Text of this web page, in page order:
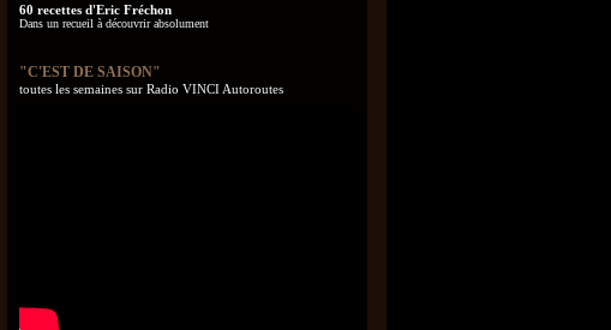
60 recettes d'Eric Fréchon
Dans un recueil à découvrir absolument
"C'EST DE SAISON"
toutes les semaines sur Radio VINCI Autoroutes